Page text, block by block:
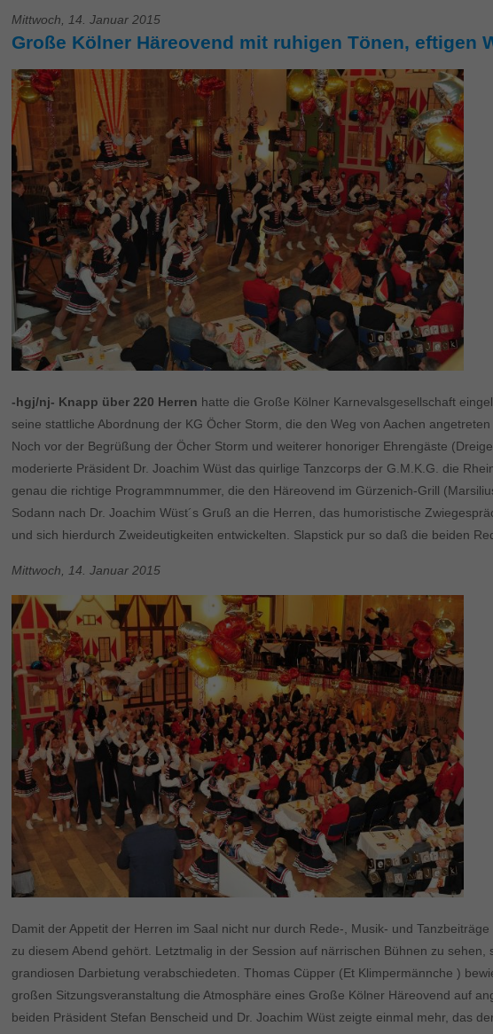
Mittwoch, 14. Januar 2015
Große Kölner Häreovend mit ruhigen Tönen, eftigen
-hgj/nj- Knapp über 220 Herren hatte die Große Kölner Karnevalsgesellschaft
seine stattliche Abordnung der KG Öcher Storm, die den Weg von Aachen
Noch vor der Begrüßung der Öcher Storm und weiterer honoriger Ehrengäste
moderierte Präsident Dr. Joachim Wüst das quirlige Tanzcorps der G.M.K.G. die
genau die richtige Programmnummer, die den Häreovend im Gürzenich-Grill
Sodann nach Dr. Joachim Wüst´s Gruß an die Herren, das humoristische
und sich hierdurch Zweideutigkeiten entwickelten. Slapstick pur so daß die beiden
Mittwoch, 14. Januar 2015
Damit der Appetit der Herren im Saal nicht nur durch Rede-, Musik- und
zu diesem Abend gehört. Letztmalig in der Session auf närrischen Bühnen zu sehen,
grandiosen Darbietung verabschiedeten. Thomas Cüpper (Et Klimpermännche )
großen Sitzungsveranstaltung die Atmosphäre eines Große Kölner Häreovend auf
beiden Präsident Stefan Benscheid und Dr. Joachim Wüst zeigte einmal mehr, das